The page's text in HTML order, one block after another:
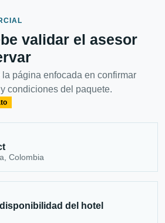
validar el asesor
página enfocada en confirmar
condiciones del paquete.
Colombia
del hotel